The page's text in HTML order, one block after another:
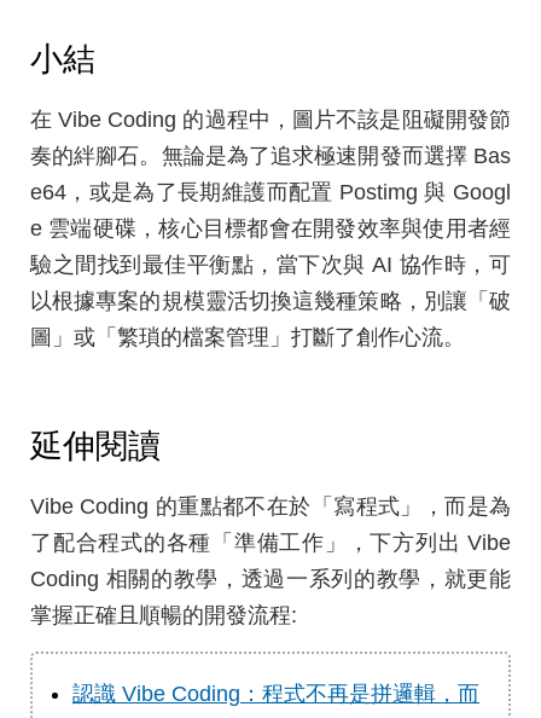
小結
在 Vibe Coding 的過程中，圖片不該是阻礙開發節
奏的絆腳石。無論是為了追求極速開發而選擇 Bas
e64，或是為了長期維護而配置 Postimg 與 Googl
e 雲端硬碟，核心目標都會在開發效率與使用者經
驗之間找到最佳平衡點，當下次與 AI 協作時，可
以根據專案的規模靈活切換這幾種策略，別讓「破
圖」或「繁瑣的檔案管理」打斷了創作心流。
延伸閱讀
Vibe Coding 的重點都不在於「寫程式」，而是為
了配合程式的各種「準備工作」，下方列出 Vibe
Coding 相關的教學，透過一系列的教學，就更能
掌握正確且順暢的開發流程:
認識 Vibe Coding：程式不再是拼邏輯，而